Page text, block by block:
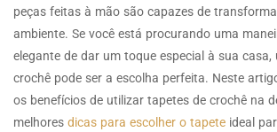
peças feitas à mão são capazes de
ambiente. Se você está procurando uma
elegante de dar um toque especial à sua casa,
crochê pode ser a escolha perfeita. Neste
os benefícios de utilizar tapetes de crochê na
melhores dicas para escolher o tapete ideal